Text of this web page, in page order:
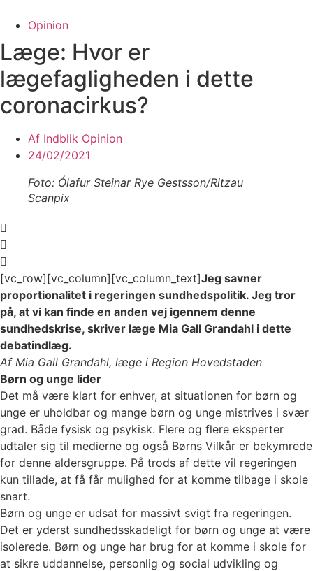
indhold
Opinion
Læge: Hvor er
lægefagligheden i dette
coronacirkus?
Af Indblik Opinion
24/02/2021
Foto: Ólafur Steinar Rye Gestsson/Ritzau
Scanpix
[vc_row][vc_column][vc_column_text]Jeg savner
proportionalitet i regeringen sundhedspolitik. Jeg tror
på, at vi kan finde en anden vej igennem denne
sundhedskrise, skriver læge Mia Gall Grandahl i dette
debatindlæg.
Af Mia Gall Grandahl, læge i Region Hovedstaden
Børn og unge lider
Det må være klart for enhver, at situationen for børn og
unge er uholdbar og mange børn og unge mistrives i svær
grad. Både fysisk og psykisk. Flere og flere eksperter
udtaler sig til medierne og også Børns Vilkår er bekymrede
for denne aldersgruppe. På trods af dette vil regeringen
kun tillade, at få får mulighed for at komme tilbage i skole
snart.
Børn og unge er udsat for massivt svigt fra regeringen.
Det er yderst sundhedsskadeligt for børn og unge at være
isolerede. Børn og unge har brug for at komme i skole for
at sikre uddannelse, personlig og social udvikling og